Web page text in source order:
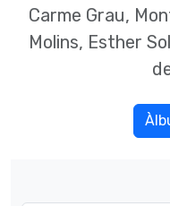
Carme Grau,
Molins, Esther